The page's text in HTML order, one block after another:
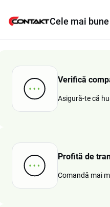
Cele mai
Verifică
Asigură-te că
Profită de
Comandă mai